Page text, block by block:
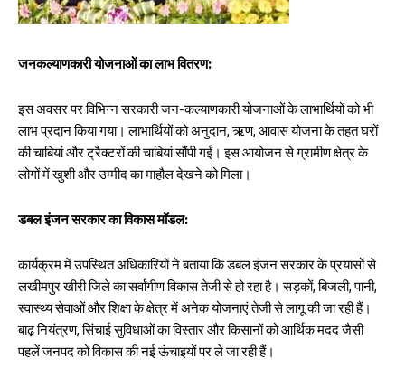
जनकल्याणकारी योजनाओं का लाभ वितरण:
इस अवसर पर विभिन्न सरकारी जन-कल्याणकारी योजनाओं के लाभार्थियों को भी
लाभ प्रदान किया गया। लाभार्थियों को अनुदान, ऋण, आवास योजना के तहत घरों
की चाबियां और ट्रैक्टरों की चाबियां सौंपी गईं। इस आयोजन से ग्रामीण क्षेत्र के
लोगों में खुशी और उम्मीद का माहौल देखने को मिला।
डबल इंजन सरकार का विकास मॉडल:
कार्यक्रम में उपस्थित अधिकारियों ने बताया कि डबल इंजन सरकार के प्रयासों से
लखीमपुर खीरी जिले का सर्वांगीण विकास तेजी से हो रहा है। सड़कों, बिजली, पानी,
स्वास्थ्य सेवाओं और शिक्षा के क्षेत्र में अनेक योजनाएं तेजी से लागू की जा रही हैं।
बाढ़ नियंत्रण, सिंचाई सुविधाओं का विस्तार और किसानों को आर्थिक मदद जैसी
पहलें जनपद को विकास की नई ऊंचाइयों पर ले जा रही हैं।